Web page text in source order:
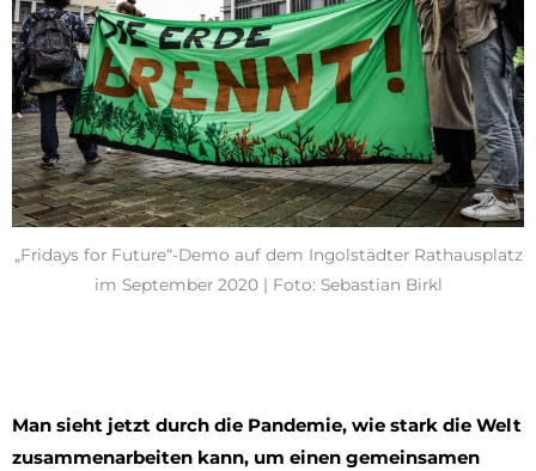
„Fridays for Future“-Demo auf dem Ingolstädter Rathausplatz
im September 2020 | Foto: Sebastian Birkl
Man sieht jetzt durch die Pandemie, wie stark die Welt
zusammenarbeiten kann, um einen gemeinsamen